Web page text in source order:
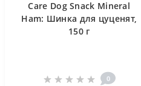
Care Dog Snack Mineral
Ham: Шинка для цуценят,
150 г
0